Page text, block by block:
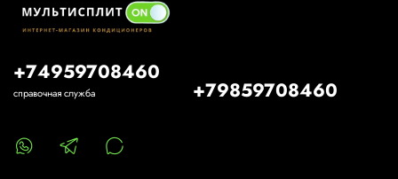
+74959708460
справочная служба +79859708460